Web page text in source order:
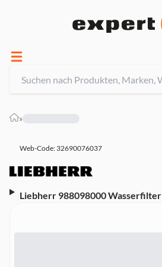
»
Web-Code: 32690076037
Liebherr 988098000 Wasserfilter